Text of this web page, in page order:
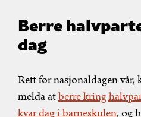
Berre
dag
Rett før nasjonaldagen
melda atberre kring
kvar dag i barneskulen, og